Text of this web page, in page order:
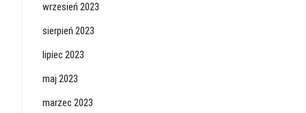
wrzesień 2023
sierpień 2023
lipiec 2023
maj 2023
marzec 2023